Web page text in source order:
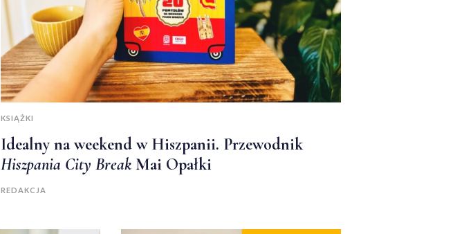
KSIĄŻKI
Idealny na weekend w Hiszpanii. Przewodnik
Hiszpania City Break Mai Opałki
REDAKCJA